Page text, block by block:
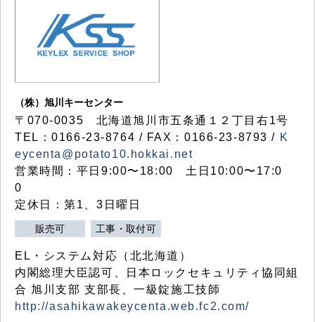
（株）旭川キーセンター
〒070-0035 北海道旭川市五条通１２丁目右1号
TEL：0166-23-8764 / FAX：0166-23-8793 / K
eycenta@potato10.hokkai.net
営業時間：平日9:00〜18:00 土日10:00〜17:0
0
定休日：第1、3日曜日
販売可 工事・取付可
EL・システム対応（北北海道）
内閣総理大臣認可、日本ロックセキュリティ協同組
合 旭川支部 支部長、一級錠施工技師
http://asahikawakeycenta.web.fc2.com/